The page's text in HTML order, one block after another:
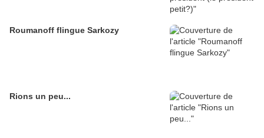
Roumanoff flingue Sarkozy
Rions un peu...